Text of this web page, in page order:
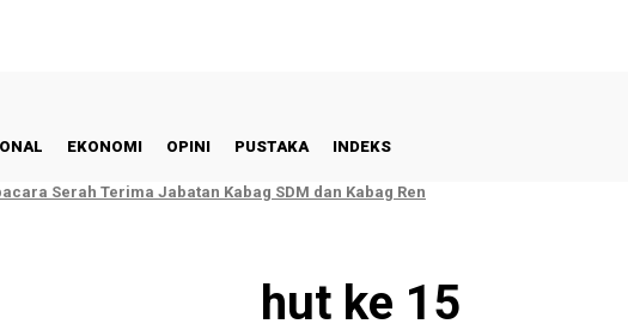
EKONOMI OPINI PUSTAKA INDEKS
Serah Terima Jabatan Kabag SDM dan Kabag Ren
hut ke 15